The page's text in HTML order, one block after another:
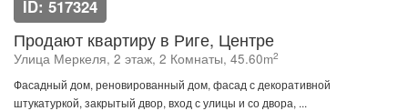
ID: 517324
Продают квартиру в Риге, Центре
Улица Меркеля, 2 этаж, 2 Комнаты, 45.60m2
Фасадный дом, реновированный дом, фасад с декоративной
штукатуркой, закрытый двор, вход с улицы и со двора, ...